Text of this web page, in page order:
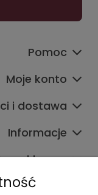
Pomoc
Moje konto
i dostawa
Informacje
ze sklepem